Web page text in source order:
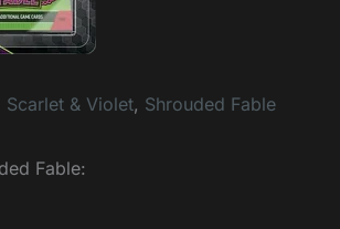
Scarlet & Violet, Shrouded Fable
Fable: